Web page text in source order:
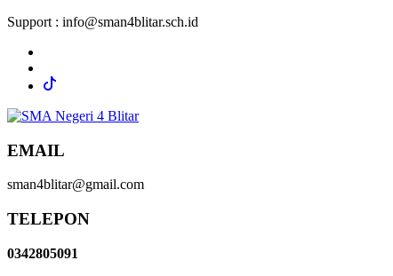
Support : info@sman4blitar.sch.id
EMAIL
sman4blitar@gmail.com
TELEPON
0342805091